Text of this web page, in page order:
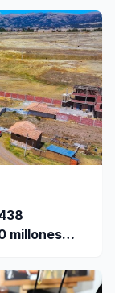
millones